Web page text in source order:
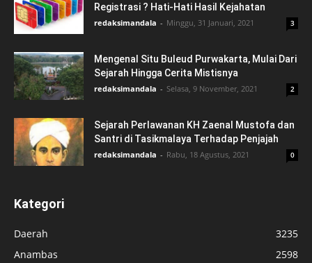
Registrasi ? Hati-Hati Hasil Kejahatan
redaksimandala - Minggu, 31 Januari, 2021 3
Mengenal Situ Buleud Purwakarta, Mulai Dari
Sejarah Hingga Cerita Mistisnya
redaksimandala - Selasa, 9 November, 2021 2
Sejarah Perlawanan KH Zaenal Mustofa dan
Santri di Tasikmalaya Terhadap Penjajah
redaksimandala - Rabu, 18 Agustus, 2021 0
Kategori
Daerah
3235
Anambas
2598